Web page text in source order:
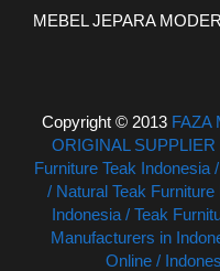
MEBEL JEPARA
Copyright © 2013 FAZA
ORIGINAL
Furniture Teak Indonesia
/ Natural Teak
Indonesia / Teak
Manufacturers in
Online /